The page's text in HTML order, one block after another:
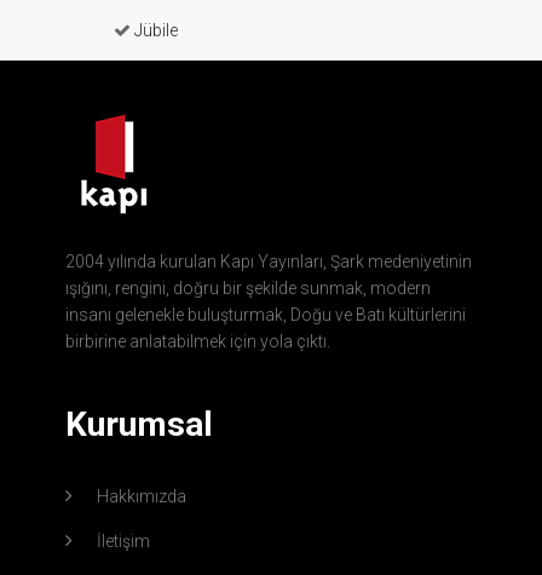
Jübile
2004 yılında kurulan Kapı Yayınları, Şark medeniyetinin
ışığını, rengini, doğru bir şekilde sunmak, modern
insanı gelenekle buluşturmak, Doğu ve Batı kültürlerini
birbirine anlatabilmek için yola çıktı.
Kurumsal
Hakkımızda
İletişim